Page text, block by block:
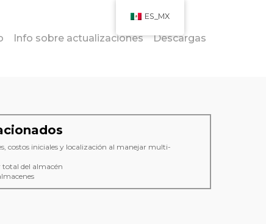
Info sobre actualizaciones Descargas
costos iniciales y localización al manejar multi-
total del almacén
ES_MX